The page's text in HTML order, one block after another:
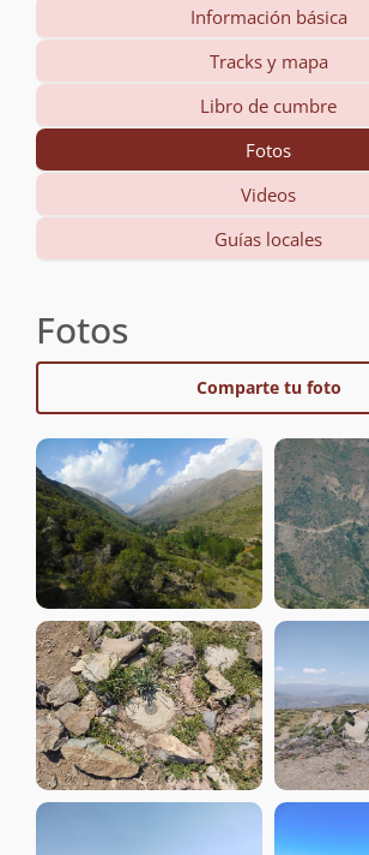
Información básica
Tracks y mapa
Libro de cumbre
Fotos
Videos
Guías locales
Fotos
Comparte tu foto